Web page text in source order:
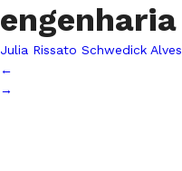
engenharia
Julia Rissato Schwedick Alves
←
→